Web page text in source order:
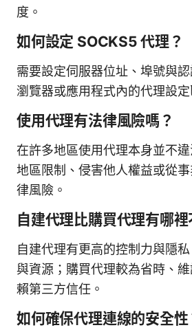
度。
如何設定 SOCKS5 代理？
需要設定伺服器位址、埠號與認
瀏覽器或應用程式內的代理設定
使用代理有法律風險嗎？
在許多地區使用代理本身並不
地區限制、侵害他人權益或從
律風險。
自建代理比購買代理有哪裡
自建代理有更高的控制力與隱
與資源；購買代理較為省時、
賴第三方信任。
如何確保代理連線的安全性